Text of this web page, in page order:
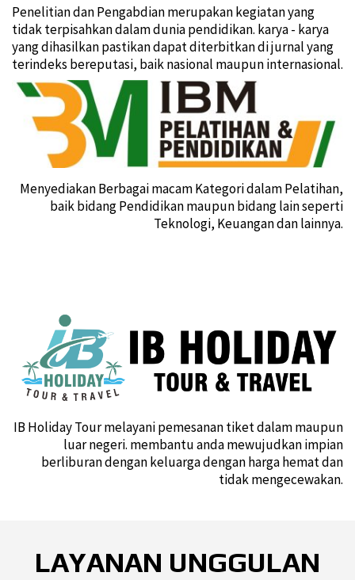
Penelitian dan Pengabdian merupakan kegiatan yang
tidak terpisahkan dalam dunia pendidikan. karya - karya
yang dihasilkan pastikan dapat diterbitkan di jurnal yang
terindeks bereputasi, baik nasional maupun internasional.
Menyediakan Berbagai macam Kategori dalam Pelatihan,
baik bidang Pendidikan maupun bidang lain seperti
Teknologi, Keuangan dan lainnya.
IB Holiday Tour melayani pemesanan tiket dalam maupun
luar negeri. membantu anda mewujudkan impian
berliburan dengan keluarga dengan harga hemat dan
tidak mengecewakan.
LAYANAN UNGGULAN